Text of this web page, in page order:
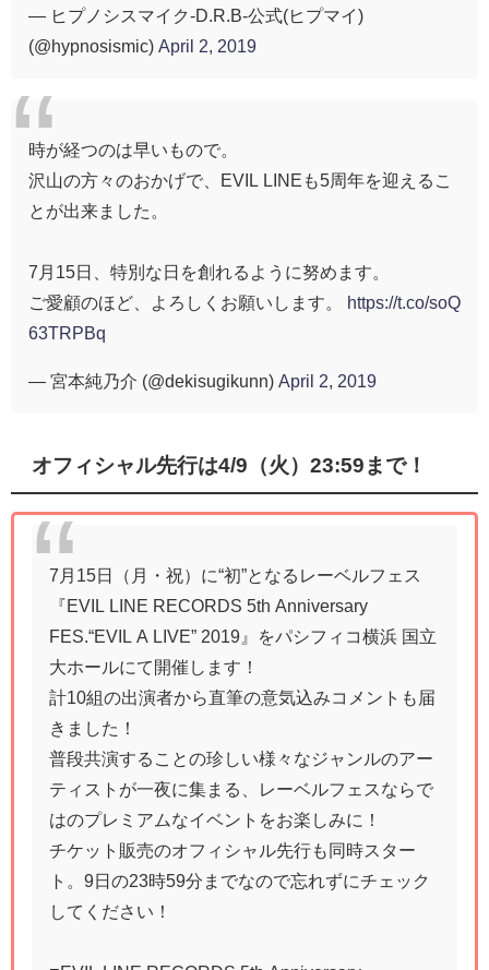
— ヒプノシスマイク-D.R.B-公式(ヒプマイ)
(@hypnosismic) April 2, 2019
時が経つのは早いもので。
沢山の方々のおかげで、EVIL LINEも5周年を迎えるこ
とが出来ました。
7月15日、特別な日を創れるように努めます。
ご愛顧のほど、よろしくお願いします。
https://t.co/soQ
63TRPBq
— 宮本純乃介 (@dekisugikunn) April 2, 2019
オフィシャル先行は4/9（火）23:59まで！
7月15日（月・祝）に“初”となるレーベルフェス
『EVIL LINE RECORDS 5th Anniversary
FES.“EVIL A LIVE” 2019』をパシフィコ横浜 国立
大ホールにて開催します！
計10組の出演者から直筆の意気込みコメントも届
きました！
普段共演することの珍しい様々なジャンルのアー
ティストが一夜に集まる、レーベルフェスならで
はのプレミアムなイベントをお楽しみに！
チケット販売のオフィシャル先行も同時スター
ト。9日の23時59分までなので忘れずにチェック
してください！